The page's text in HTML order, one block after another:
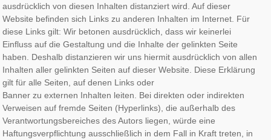
ausdrücklich von diesen Inhalten distanziert wird. Auf dieser
Website befinden sich Links zu anderen Inhalten im Internet. Für
diese Links gilt: Wir betonen ausdrücklich, dass wir keinerlei
Einfluss auf die Gestaltung und die Inhalte der gelinkten Seite
haben. Deshalb distanzieren wir uns hiermit ausdrücklich von allen
Inhalten aller gelinkten Seiten auf dieser Website. Diese Erklärung
gilt für alle Seiten, auf denen Links oder
Banner zu externen Inhalten leiten. Bei direkten oder indirekten
Verweisen auf fremde Seiten (Hyperlinks), die außerhalb des
Verantwortungsbereiches des Autors liegen, würde eine
Haftungsverpflichtung ausschließlich in dem Fall in Kraft treten, in